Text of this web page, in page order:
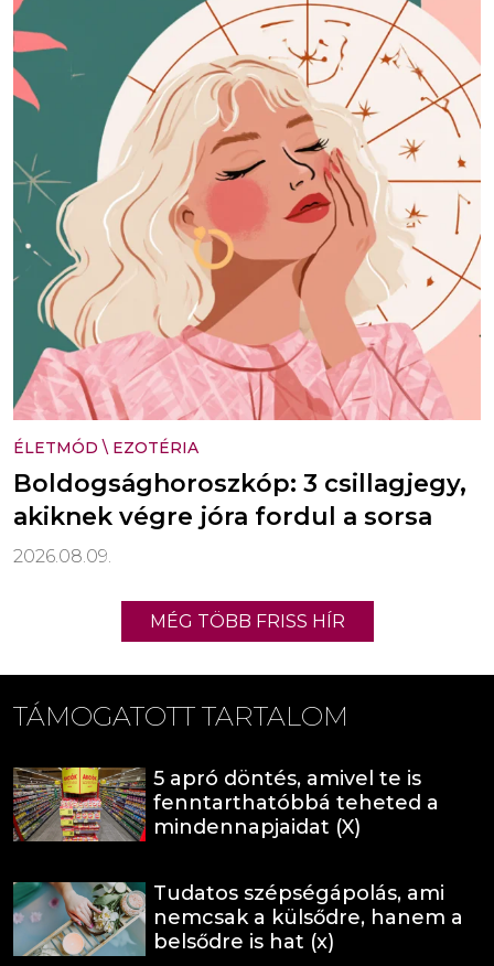
ÉLETMÓD \ EZOTÉRIA
Boldogsághoroszkóp: 3 csillagjegy,
akiknek végre jóra fordul a sorsa
2026.08.09.
MÉG TÖBB FRISS HÍR
TÁMOGATOTT TARTALOM
5 apró döntés, amivel te is
fenntarthatóbbá teheted a
mindennapjaidat (X)
Tudatos szépségápolás, ami
nemcsak a külsődre, hanem a
belsődre is hat (x)